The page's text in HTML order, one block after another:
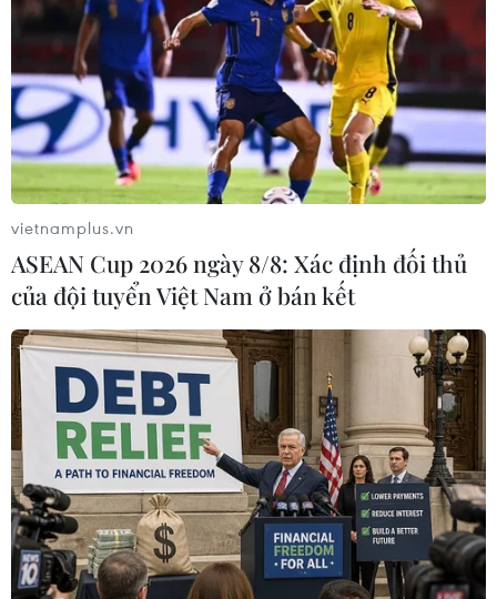
#Vĩnh Phúc
#Học sinh dân tộc thiểu số
#Sở Giáo dục và Đào tạo tỉnh Vĩnh Phúc
#Giáo viên dân tộc
#Huy động trẻ đến trường
Phú Thọ
Vĩnh Phúc
vietnamplus.vn
ASEAN Cup 2026 ngày 8/8: Xác định đối thủ
của đội tuyển Việt Nam ở bán kết